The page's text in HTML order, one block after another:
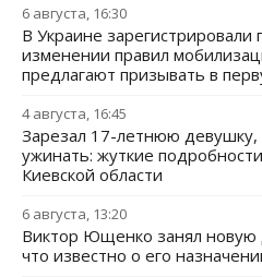
6 августа, 16:30
В Украине
изменении правил
предлагают призывать в
4 августа, 16:45
Зарезал 17-летнюю девушку,
ужинать: жуткие
Киевской области
6 августа, 13:20
Виктор Ющенко занял новую
что известно о его